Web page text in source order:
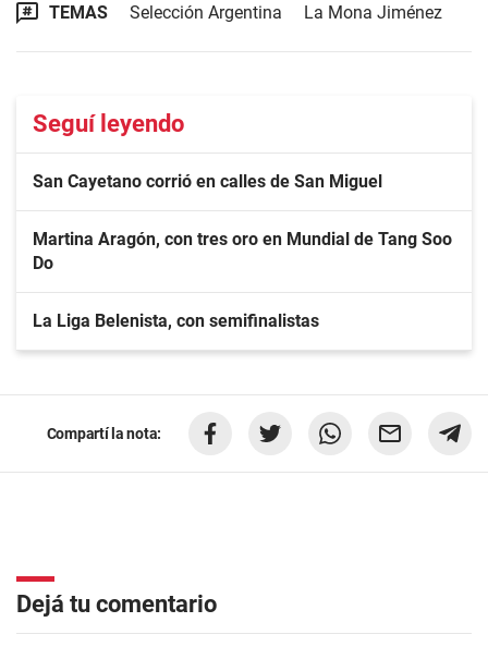
TEMAS Selección Argentina La Mona Jiménez
Seguí leyendo
San Cayetano corrió en calles de San Miguel
Martina Aragón, con tres oro en Mundial de Tang Soo
Do
La Liga Belenista, con semifinalistas
Compartí la nota:
Dejá tu comentario